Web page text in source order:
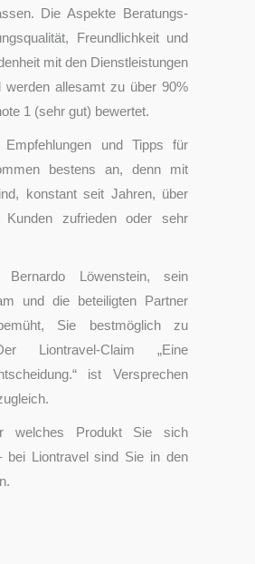
Die Aspekte Beratungs-
Freundlichkeit und
mit den Dienstleistungen
werden allesamt zu über 90%
1 (sehr gut) bewertet.
und Tipps für
bestens an, denn mit
konstant seit Jahren, über
Kunden zufrieden oder sehr
Löwenstein, sein
und die beteiligten Partner
Sie bestmöglich zu
Liontravel-Claim „Eine
ist Versprechen
welches Produkt Sie sich
bei Liontravel sind Sie in den